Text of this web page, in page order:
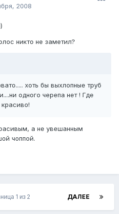
2008
никто не заметил?
хоть бы выхлопные труб
одного черепа нет ! Где
а не увешанным
чоппой.
ДАЛЕЕ
1 из 2